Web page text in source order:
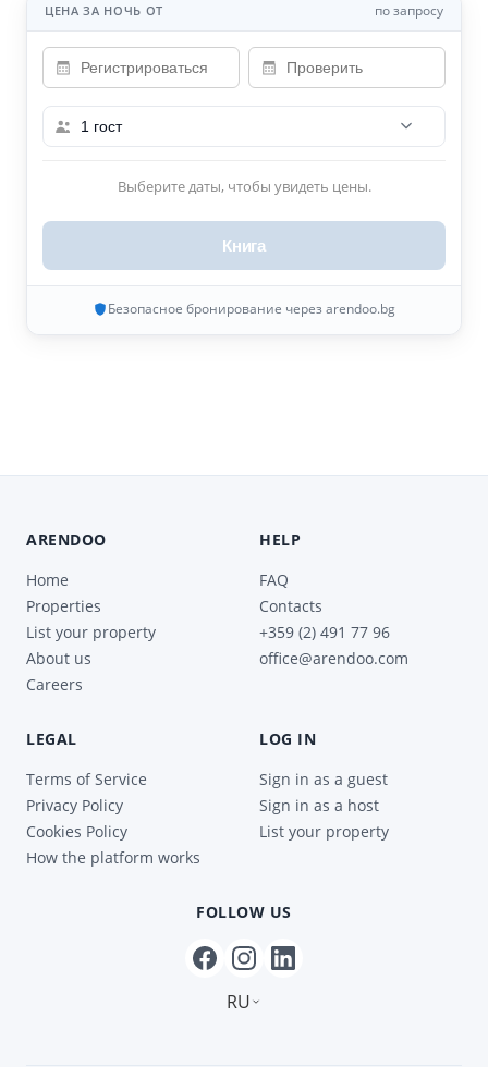
ЦЕНА ЗА НОЧЬ ОТ по запросу
1 гост
Выберите даты, чтобы увидеть цены.
Книга
Безопасное бронирование через arendoo.bg
ARENDOO
Home
Properties
List your property
About us
Careers
HELP
FAQ
Contacts
+359 (2) 491 77 96
office@arendoo.com
LEGAL
Terms of Service
Privacy Policy
Cookies Policy
How the platform works
LOG IN
Sign in as a guest
Sign in as a host
List your property
FOLLOW US
RU